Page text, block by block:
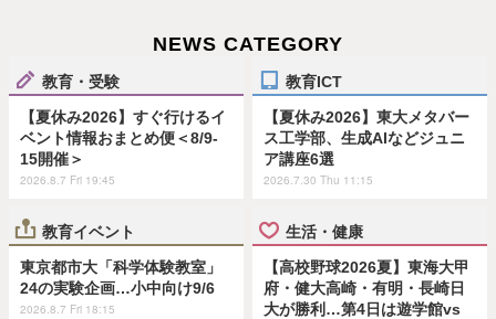
NEWS CATEGORY
教育・受験
【夏休み2026】すぐ行けるイ
ベント情報おまとめ便＜8/9-
15開催＞
2026.8.7 Fri 19:45
教育ICT
【夏休み2026】東大メタバー
ス工学部、生成AIなどジュニ
ア講座6選
2026.7.30 Thu 11:15
教育イベント
東京都市大「科学体験教室」
24の実験企画…小中向け9/6
2026.8.7 Fri 18:15
生活・健康
【高校野球2026夏】東海大甲
府・健大高崎・有明・長崎日
大が勝利…第4日は遊学館vs